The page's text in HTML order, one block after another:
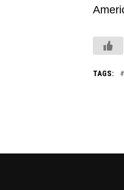
TAGS: